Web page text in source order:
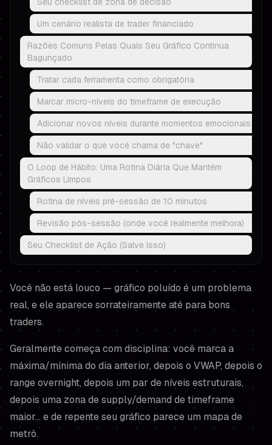
Um cenário realista de trader financiado
Razões Comuns Pelas Quais Seu Gráfico Continua
Bagunçado
Tratar cada ferramenta como obrigatória
Marcar micro-níveis do timeframe de execução
Adicionar novos níveis durante momentos emocionais
Não validar o que você chama de "chave"
O Loop de Hábito: Uma Rotina Diária Que Mantém
Gráficos Limpos
Rotina de níveis pré-sessão de 10 minutos
Revisão pós-sessão (onde você realmente melhora)
Seu Checklist de Ação (Salve Isso)
Você não está louco — gráfico poluído é um problema
real, e ele aparece sorrateiramente até para bons
traders.
Geralmente começa com disciplina: você marca a
máxima/mínima do dia anterior, depois o VWAP, depois o
range overnight, depois um par de níveis estruturais,
depois uma zona de supply/demand de timeframe
maior… e de repente seu gráfico parece um mapa de
metrô.